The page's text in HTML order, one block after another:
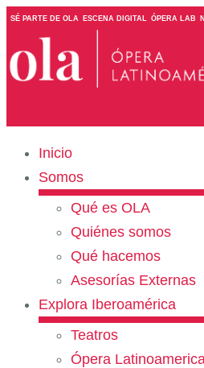
SÉ PARTE DE OLA ESCENA DIGITAL ÓPERA LAB
Inicio
Somos
Qué es OLA
Quiénes somos
Qué hacemos
Asesorías Externas
Explora Iberoamérica
Teatros
Ópera